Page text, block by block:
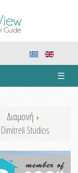
☰
Διαμονή
Dimitreli Studios